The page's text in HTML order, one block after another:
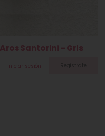
Aros Santorini - Gris
Iniciar sesión